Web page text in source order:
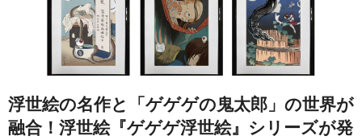
浮世絵の名作と「ゲゲゲの鬼太郎」の世界が
融合！浮世絵『ゲゲゲ浮世絵』シリーズが発